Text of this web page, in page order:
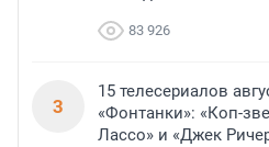
83 926
3
15 телесериалов
«Фонтанки»: «Коп-
Лассо» и «Джек